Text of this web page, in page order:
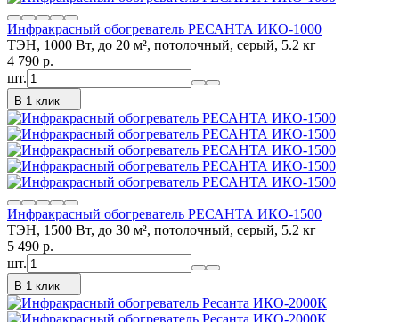
Инфракрасный обогреватель РЕСАНТА ИКО-1000
ТЭН, 1000 Вт, до 20 м², потолочный, серый, 5.2 кг
4 790 p.
шт.
В 1 клик
Инфракрасный обогреватель РЕСАНТА ИКО-1500
ТЭН, 1500 Вт, до 30 м², потолочный, серый, 5.2 кг
5 490 p.
шт.
В 1 клик